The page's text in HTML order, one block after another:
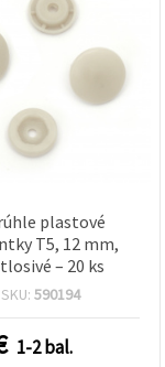
plastové
T5, 12 mm,
– 20 ks
SKU: 590194
1-2 bal.